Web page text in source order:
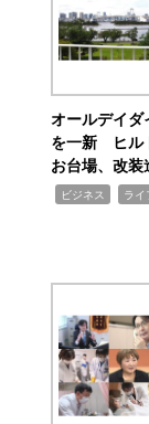
オールデイダ
を一新 ヒル
お台場、改装
ビジネス ライ